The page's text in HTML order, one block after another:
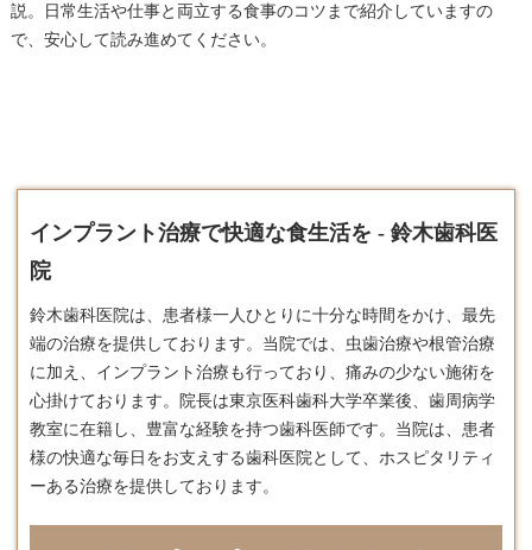
説。日常生活や仕事と両立する食事のコツまで紹介していますの
で、安心して読み進めてください。
インプラント治療で快適な食生活を - 鈴木歯科医
院
鈴木歯科医院は、患者様一人ひとりに十分な時間をかけ、最先
端の治療を提供しております。​当院では、虫歯治療や根管治療
に加え、 インプラント 治療も行っており、痛みの少ない施術を
心掛けております。​院長は東京医科歯科大学卒業後、歯周病学
教室に在籍し、豊富な経験を持つ歯科医師です。​当院は、患者
様の快適な毎日をお支えする歯科医院として、ホスピタリティ
ーある治療を提供しております。